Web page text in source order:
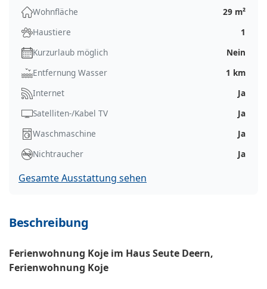
Wohnfläche
29 m²
Haustiere
1
Kurzurlaub möglich
Nein
Entfernung Wasser
1 km
Internet
Ja
Satelliten-/Kabel TV
Ja
Waschmaschine
Ja
Nichtraucher
Ja
Gesamte Ausstattung sehen
Beschreibung
Ferienwohnung Koje im Haus Seute Deern,
Ferienwohnung Koje